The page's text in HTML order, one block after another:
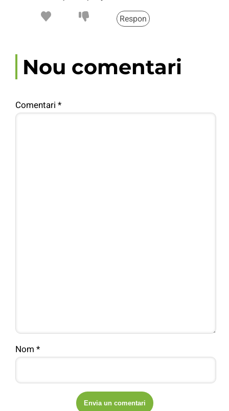
Respon
Nou comentari
Comentari *
Nom *